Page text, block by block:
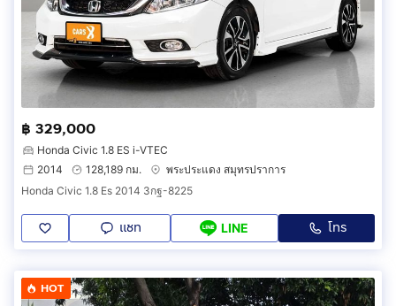
฿ 329,000
Honda Civic 1.8 ES i-VTEC
2014
128,189 กม.
พระประแดง สมุทรปราการ
Honda Civic 1.8 Es 2014 3กฐ-8225
แชท LINE โทร
HOT